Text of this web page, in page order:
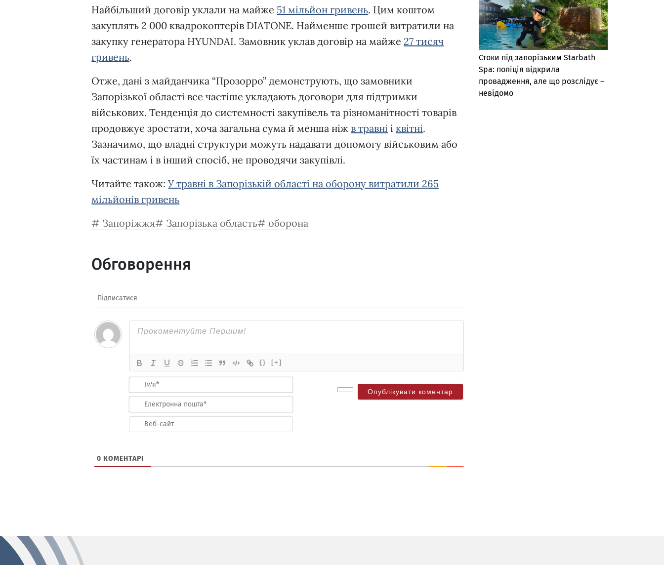
Найбільший договір уклали на майже 51 мільйон гривень. Цим коштом
закуплять 2 000 квадрокоптерів DIATONE. Найменше грошей витратили на
закупку генератора HYUNDAI. Замовник уклав договір на майже 27 тисяч
гривень.
Отже, дані з майданчика “Прозорро” демонструють, що замовники
Запорізької області все частіше укладають договори для підтримки
військових. Тенденція до системності закупівель та різноманітності товарів
продовжує зростати, хоча загальна сума й менша ніж в травні іквітні.
Зазначимо, що владні структури можуть надавати допомогу військовим або
їх частинам і в інший спосіб, не проводячи закупівлі.
Читайте також:У травні в Запорізькій області на оборону витратили 265
мільйонів гривень
Запоріжжя
Запорізька область оборона
Обговорення
Підписатися
{} [+]
Ім'я*
Електронна
пошта*
сайт
0 КОМЕНТАРІ
Стоки під запорізьким Starbath
Spa: поліція відкрила
провадження, але що розслідує –
невідомо